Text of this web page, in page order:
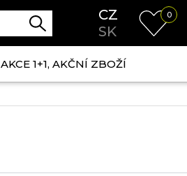
CZ
SK
0
AKCE 1+1, AKČNÍ ZBOŽÍ